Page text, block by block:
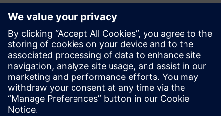
Додаткова інформація та ресурси
Перегляньте наші цифрові рішення
Передумови
Жоден